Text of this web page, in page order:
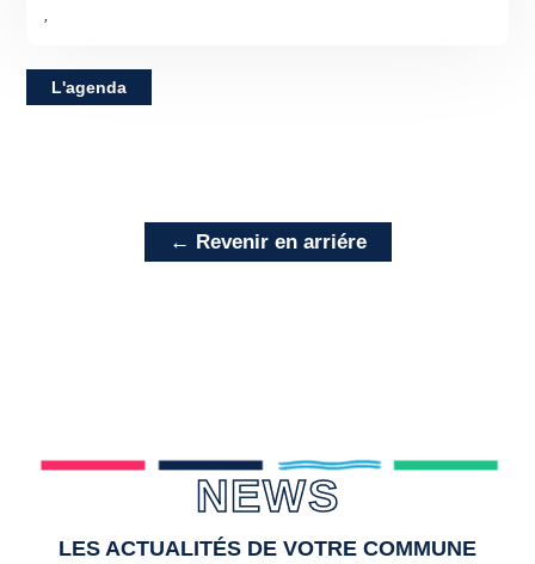
L'agenda
← Revenir en arriére
NEWS
LES ACTUALITÉS DE VOTRE COMMUNE